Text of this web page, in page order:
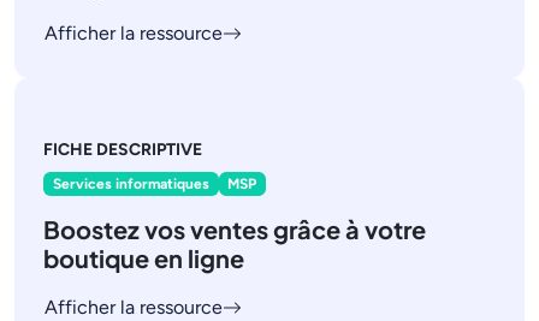
Afficher la ressource
FICHE DESCRIPTIVE
Services informatiques MSP
Boostez vos ventes grâce à votre
boutique en ligne
Afficher la ressource